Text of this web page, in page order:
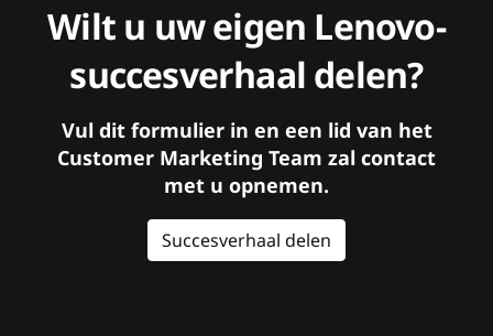
Wilt u uw eigen Lenovo-
succesverhaal delen?
Vul dit formulier in en een lid van het
Customer Marketing Team zal contact
met u opnemen.
Succesverhaal delen